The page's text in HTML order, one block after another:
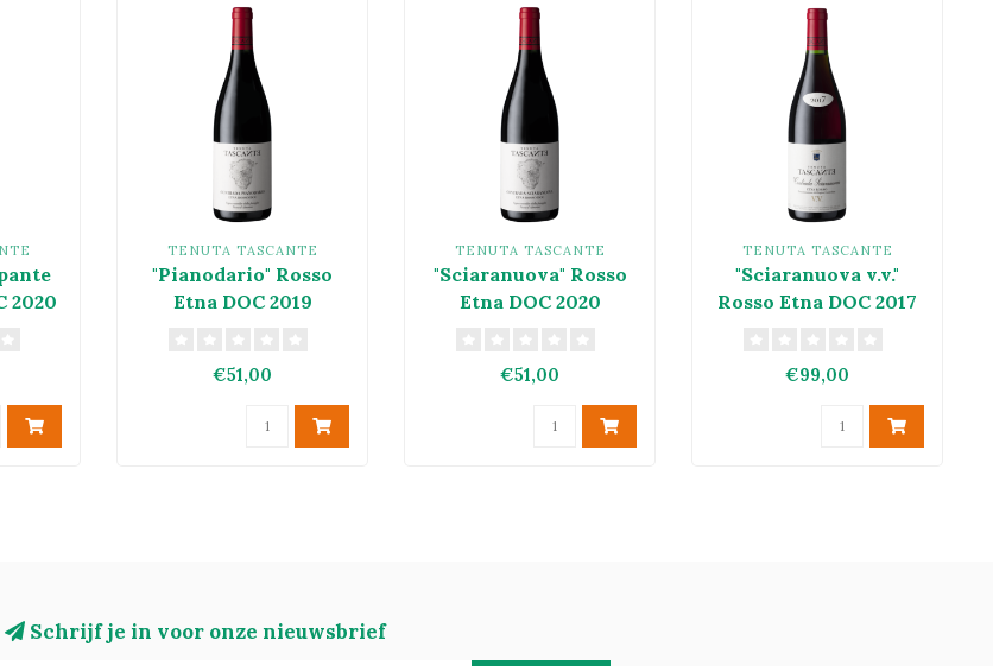
2020
TENUTA TASCANTE
"Pianodario" Rosso
Etna DOC 2019
€51,00
TENUTA TASCANTE
"Sciaranuova" Rosso
Etna DOC 2020
€51,00
TENUTA TASCANTE
"Sciaranuova v.v."
Rosso Etna DOC 2017
€99,00
Schrijf je in voor onze nieuwsbrief